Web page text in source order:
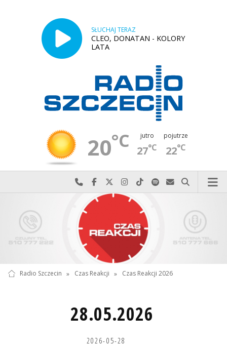
SŁUCHAJ TERAZ
CLEO, DONATAN - KOLORY
LATA
20°C jutro
27°C
pojutrze
22°C
Najlepiej po prostu do nas zadzwoń
Odwiedź nas na Facebook-u
Odwiedź nas na X
Odwiedź nas na Instagram-ie
Odwiedź nas na TikTok-u
Szukaj nas na Spotify
Wyślij do nas
Szukaj
Radio Szczecin » Czas Reakcji » Czas Reakcji 2026
28.05.2026
2026-05-28